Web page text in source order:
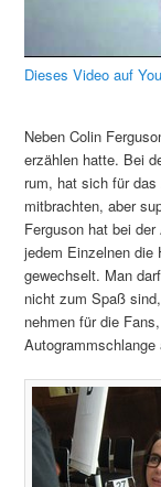
Dieses Video auf
Neben Colin
erzählen hatte. Bei
rum, hat sich für
mitbrachten, aber
Ferguson hat bei
jedem Einzelnen die
gewechselt. Man
nicht zum Spaß
nehmen für die